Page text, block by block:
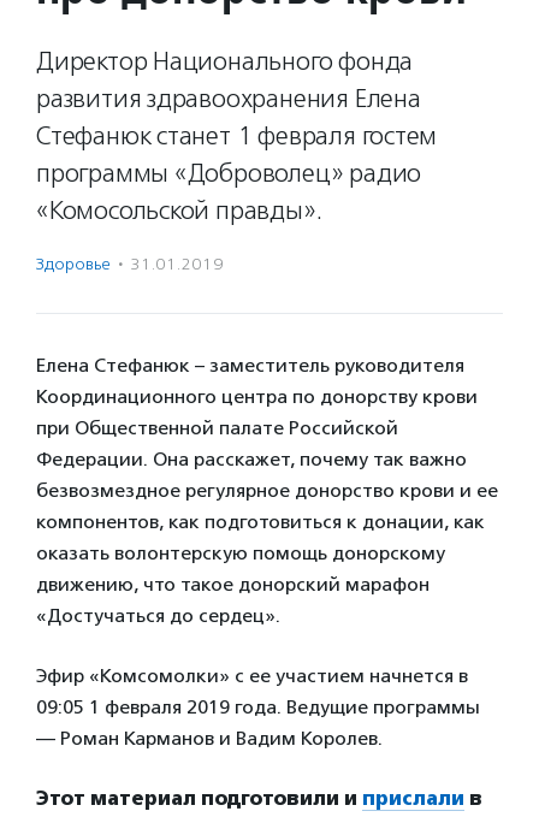
Директор Национального фонда
развития здравоохранения Елена
Стефанюк станет 1 февраля гостем
программы «Доброволец» радио
«Комосольской правды».
Здоровье · 31.01.2019
Елена Стефанюк – заместитель руководителя
Координационного центра по донорству крови
при Общественной палате Российской
Федерации. Она расскажет, почему так важно
безвозмездное регулярное донорство крови и ее
компонентов, как подготовиться к донации, как
оказать волонтерскую помощь донорскому
движению, что такое донорский марафон
«Достучаться до сердец».
Эфир «Комсомолки» с ее участием начнется в
09:05 1 февраля 2019 года. Ведущие программы
— Роман Карманов и Вадим Королев.
Этот материал подготовили и прислали в